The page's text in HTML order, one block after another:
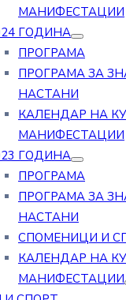
МАНИФЕСТАЦИИ
ГОДИНА
ПРОГРАМА
ПРОГРАМА ЗА
НАСТАНИ
КАЛЕНДАР НА
МАНИФЕСТАЦИИ
ГОДИНА
ПРОГРАМА
ПРОГРАМА ЗА
НАСТАНИ
СПОМЕНИЦИ И
КАЛЕНДАР НА
МАНИФЕСТАЦИИ